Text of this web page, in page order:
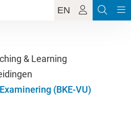
EN
& Learning
(BKE-VU)